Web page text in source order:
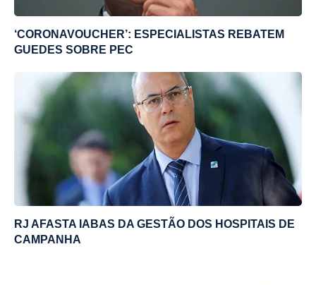
‘CORONAVOUCHER’: ESPECIALISTAS REBATEM
GUEDES SOBRE PEC
RJ AFASTA IABAS DA GESTÃO DOS HOSPITAIS DE
CAMPANHA